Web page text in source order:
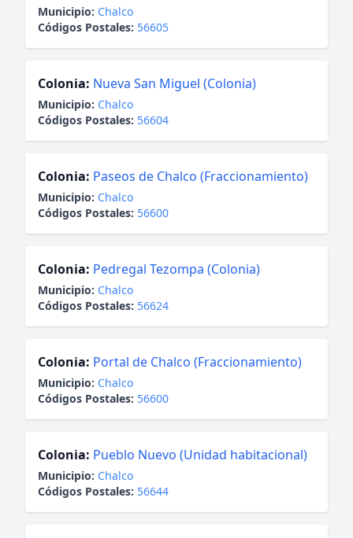
Municipio: Chalco
Códigos Postales: 56605
Colonia: Nueva San Miguel (Colonia)
Municipio: Chalco
Códigos Postales: 56604
Colonia: Paseos de Chalco (Fraccionamiento)
Municipio: Chalco
Códigos Postales: 56600
Colonia: Pedregal Tezompa (Colonia)
Municipio: Chalco
Códigos Postales: 56624
Colonia: Portal de Chalco (Fraccionamiento)
Municipio: Chalco
Códigos Postales: 56600
Colonia: Pueblo Nuevo (Unidad habitacional)
Municipio: Chalco
Códigos Postales: 56644